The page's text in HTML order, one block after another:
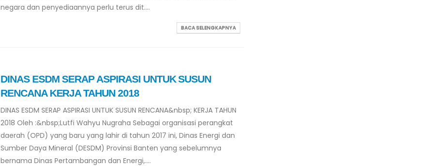
negara dan penyediaannya perlu terus dit....
BACA SELENGKAPNYA
DINAS ESDM SERAP ASPIRASI UNTUK SUSUN
RENCANA KERJA TAHUN 2018
DINAS ESDM SERAP ASPIRASI UNTUK SUSUN RENCANA&nbsp; KERJA TAHUN
2018 Oleh :&nbsp;Lutfi Wahyu Nugraha Sebagai organisasi perangkat
daerah (OPD) yang baru yang lahir di tahun 2017 ini, Dinas Energi dan
Sumber Daya Mineral (DESDM) Provinsi Banten yang sebelumnya
bernama Dinas Pertambangan dan Energi,....